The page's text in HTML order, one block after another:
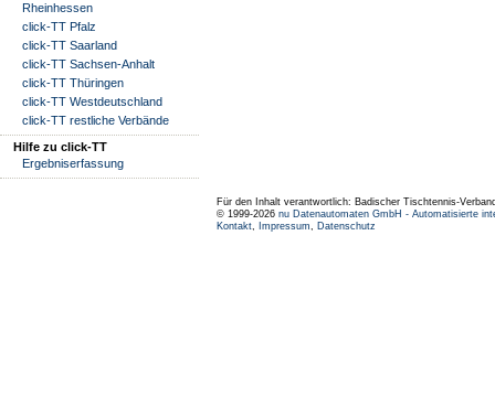
Rheinhessen
click-TT Pfalz
click-TT Saarland
click-TT Sachsen-Anhalt
click-TT Thüringen
click-TT Westdeutschland
click-TT restliche Verbände
Hilfe zu click-TT
Ergebniserfassung
Für den Inhalt verantwortlich: Badischer Tischtennis-
© 1999-2026 nu Datenautomaten GmbH - Automatisierte
Kontakt, Impressum, Datenschutz